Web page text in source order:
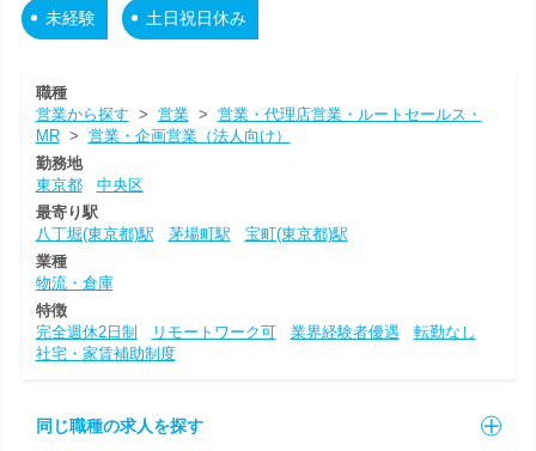
未経験 土日祝日休み
職種
営業から探す > 営業> 営業・代理店営業・ルートセールス・
MR> 営業・企画営業（法人向け）
勤務地
東京都
中央区
最寄り駅
八丁堀(東京都)駅
茅場町駅
宝町(東京都)駅
業種
物流・倉庫
特徴
完全週休2日制
リモートワーク可 業界経験者優遇
転勤なし
社宅・家賃補助制度
同じ職種の求人を探す